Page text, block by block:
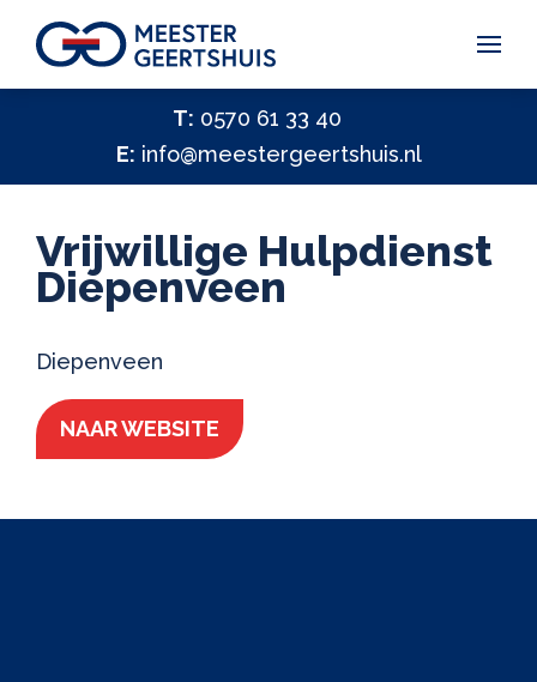
Vakantiegeld Samen Delen 2026
Hulp nodig?
Help ons helpen
Contact
T: 0570 61 33 40
E: info@meestergeertshuis.nl
Vrijwillige Hulpdienst
Diepenveen
Diepenveen
NAAR WEBSITE